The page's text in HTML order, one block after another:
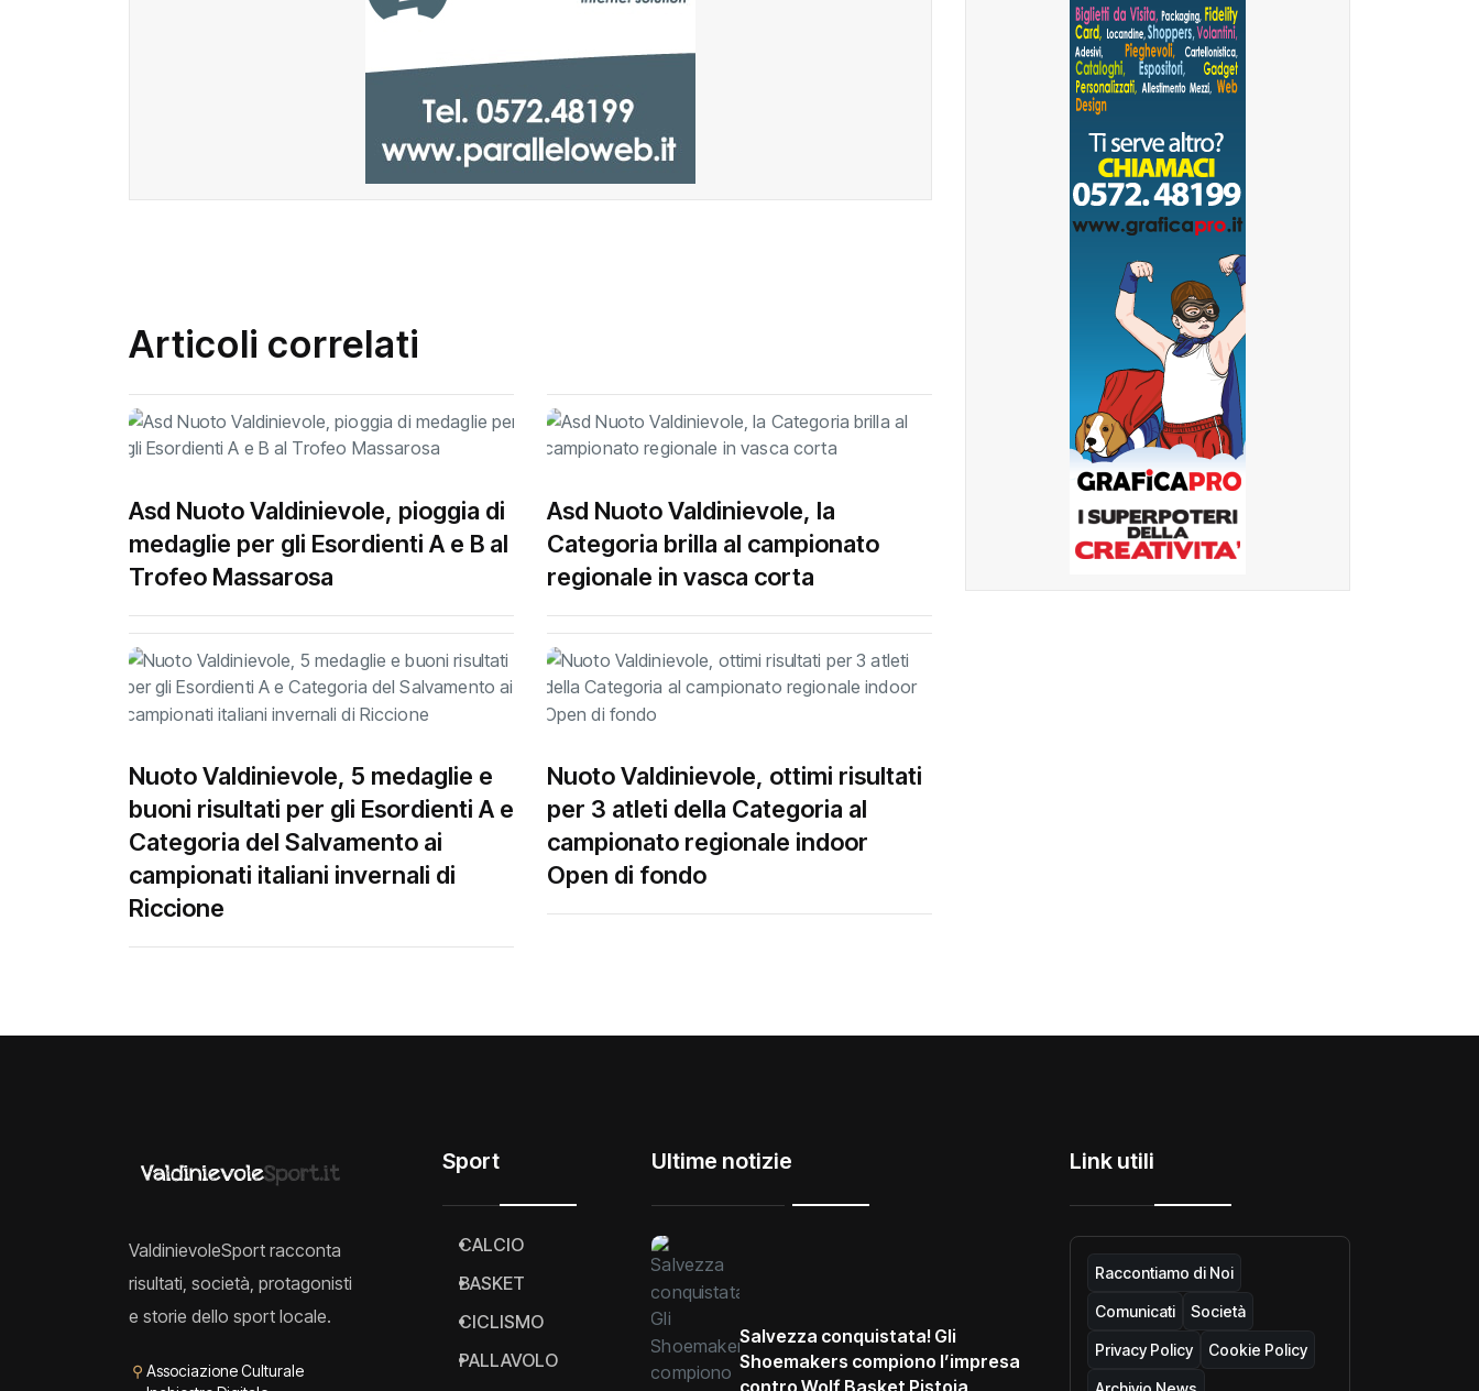
Articoli correlati
Asd Nuoto Valdinievole, pioggia di
medaglie per gli Esordienti A e B al
Trofeo Massarosa
Asd Nuoto Valdinievole, la
Categoria brilla al campionato
regionale in vasca corta
Nuoto Valdinievole, 5 medaglie e
buoni risultati per gli Esordienti A e
Categoria del Salvamento ai
campionati italiani invernali di
Riccione
Nuoto Valdinievole, ottimi risultati
per 3 atleti della Categoria al
campionato regionale indoor
Open di fondo
ValdinievoleSport racconta
risultati, società, protagonisti
e storie dello sport locale.
⚲ Associazione Culturale
Sport
CALCIO
BASKET
CICLISMO
PALLAVOLO
Ultime notizie
Salvezza conquistata! Gli
Shoemakers compiono l’impresa
Link utili
Raccontiamo di Noi
Comunicati Società
Privacy Policy Cookie Policy